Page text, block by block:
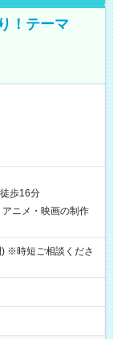
！テーマ
歩16分
ニメ・映画の制作
※時短ご相談くださ